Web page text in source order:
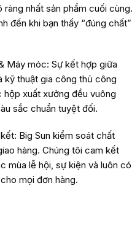
ràng nhất sản phẩm cuối cùng.
đến khi bạn thấy “đúng chất”
Máy móc: Sự kết hợp giữa
kỹ thuật gia công thủ công
xuất xưởng đều vuông
sắc chuẩn tuyệt đối.
Big Sun kiểm soát chất
hàng. Chúng tôi cam kết
mùa lễ hội, sự kiện và luôn có
mọi đơn hàng.